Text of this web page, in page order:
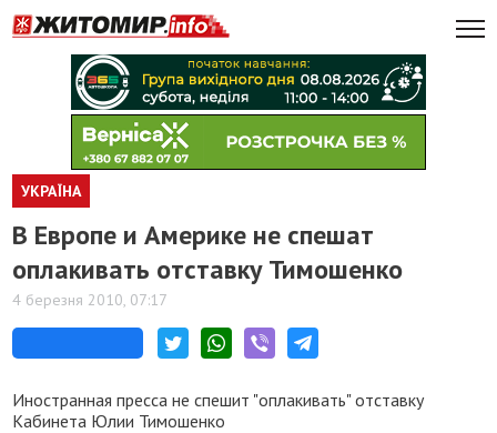
УКРАЇНА
В Европе и Америке не спешат
оплакивать отставку Тимошенко
4 березня 2010, 07:17
Иностранная пресса не спешит "оплакивать" отставку
Кабинета Юлии Тимошенко